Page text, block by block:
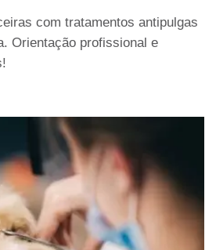
com tratamentos antipulgas
Orientação profissional e